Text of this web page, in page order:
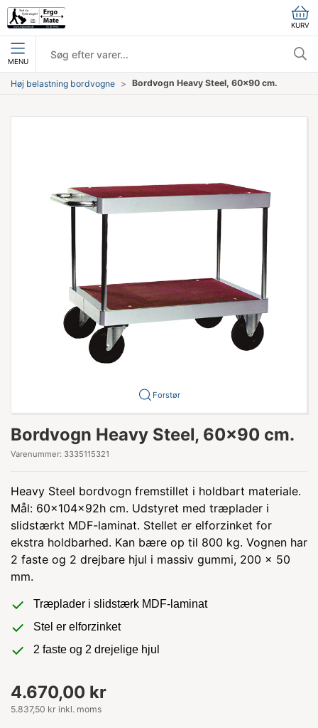
KURV
MENU
Høj belastning bordvogne Bordvogn Heavy Steel, 60x90 cm.
Forstør
Bordvogn Heavy Steel, 60x90 cm.
Varenummer: 3335115321
Heavy Steel bordvogn fremstillet i holdbart materiale.
Mål: 60x104x92h cm. Udstyret med træplader i
slidstærkt MDF-laminat. Stellet er elforzinket for
ekstra holdbarhed. Kan bære op til 800 kg. Vognen har
2 faste og 2 drejbare hjul i massiv gummi, 200 x 50
mm.
Træplader i slidstærk MDF-laminat
Stel er elforzinket
2 faste og 2 drejelige hjul
4.670,00 kr
5.837,50 kr inkl. moms